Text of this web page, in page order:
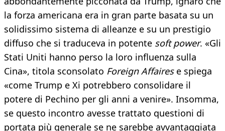
la forza americana era in gran parte basata su un
solidissimo sistema di alleanze e su un prestigio
diffuso che si traduceva in potente soft power. «Gli
Stati Uniti hanno perso la loro influenza sulla
Cina», titola sconsolato Foreign Affairese spiega
«come Trump e Xi potrebbero consolidare il
potere di Pechino per gli anni a venire». Insomma,
se questo incontro avesse trattato questioni di
portata più generale se ne sarebbe avvantaggiata